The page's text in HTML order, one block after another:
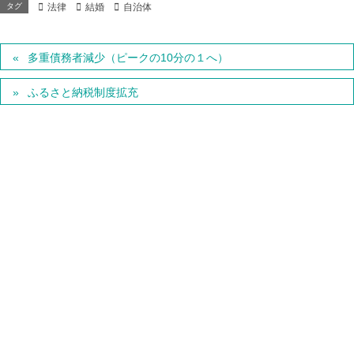
タグ 法律 結婚 自治体
多重債務者減少（ピークの10分の１へ）
ふるさと納税制度拡充